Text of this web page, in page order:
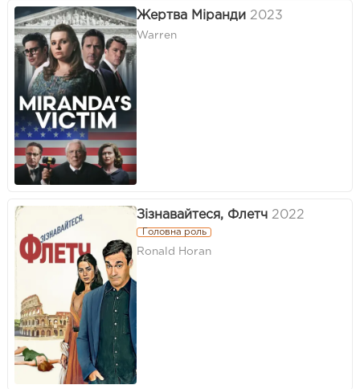
Жертва Міранди 2023
Warren
Зізнавайтеся, Флетч 2022
Головна роль
Ronald Horan